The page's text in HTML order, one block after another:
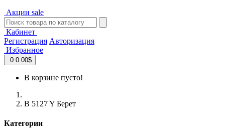
Акции sale
Кабинет
Регистрация Авторизация
Избранное
0 0.00$
В корзине пусто!
B 5127 Y Берет
Категории